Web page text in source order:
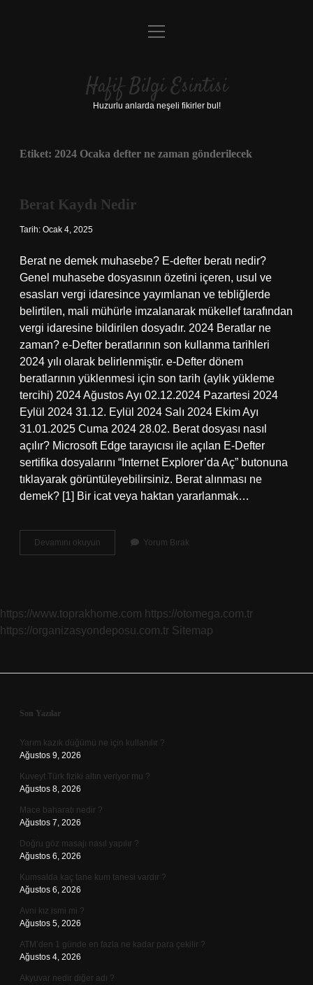
Anasayfa
Yasal Uyarı
menüyü
Hafif Bilgi Esintisi
Huzurlu anlarda neşeli fikirler bul!
Etiket: 2024 Ocaka defter ne zaman gönderilecek
Berat Kaydı Nedir
Tarih: Ocak 4, 2025
Berat ne demek muhasebe? E-defter beratı nedir?
Genel muhasebe dosyasının özetini içeren, usul ve
esasları vergi idaresince yayımlanan ve tebliğlerde
belirtilen, mali mühürle imzalanarak mükellef tarafından
vergi idaresine bildirilen dosyadır. 2024 Beratlar ne
zaman? e-Defter beratlarının son kullanma tarihleri ​​
2024 yılı olarak belirlenmiştir. e-Defter dönem
beratlarının yüklenmesi için son tarih (aylık yükleme
tercihi) 2024 Ağustos Ayı 02.12.2024 Pazartesi 2024
Eylül 2024 31.12. Eylül 2024 Salı 2024 Ekim Ayı
31.01.2025 Cuma 2024 28.02. Berat dosyası nasıl
açılır? Microsoft Edge tarayıcısı ile açılan E-Defter
sertifika dosyalarını “Internet Explorer’da Aç” butonuna
tıklayarak görüntüleyebilirsiniz. Berat alınması ne
demek? [1] Bir icat veya haktan yararlanmak…
Devamını okuyun
Kaydı
Yorum Bırak
https://www.toprakhome.com https://otomega.com.tr
https://organizasyondeposu.com.tr Sitemap
Sidebar
Son Yazılar
Yarım kazık düğümü ne için kullanılır ?
Ağustos 9, 2026
Kuveyt Türk fiziki altın veriyor mu ?
Ağustos 8, 2026
Mace baharatı nedir ?
Ağustos 7, 2026
Doğru göz masajı nasıl yapılır ?
Ağustos 6, 2026
Kumsalda kaç tane kum tanesi vardır ?
Ağustos 6, 2026
Avni kız ismi mi ?
Ağustos 5, 2026
ATM’den 1 günde en fazla ne kadar para çekilir ?
Ağustos 4, 2026
Akyuvar nedir diğer adı ?